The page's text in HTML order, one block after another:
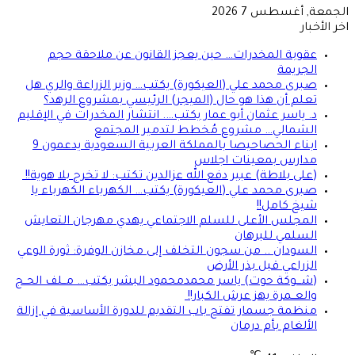
الجمعة, أغسطس 7 2026
اخر الأخبار
عقوبة المخدرات… حين يعجز القانون عن ملاحقة حجم
الجريمة
صبرى محمد علي (العيكورة) يكتب… وزير الزراعة والري هل
تعلم أن هذا هو حال (الميجر) الرئيسي بمشروع الرهد؟
د. ياسر عثمان أبو عمار يكتب…. انتشار المخدرات في الإقليم
الشمالي… مشروع مُخطط لتدمير المجتمع
ابناء الحصاحيصا بالمملكة العربية السعودية يدعمون 9
مدارس بمعينات اجلاس
(على بلاطة) عبير دفع الله عزالدين تكتب: لا تخرج بلا هوية!!
صبرى محمد علي (العيكورة) يكتب… الكهرباء الكهرباء يا
شيخ كامل!!
المجلس الأعلى للسلم الاجتماعي يهدي مهرجان التعايش
السلمي للبرهان
السودان .. من سجون التخلف إلى مخازن الوفرة: ثورة الوعي
الزراعي قبل بذر الأرض
(شـــوكة حوت) ياسر محمدمحمود البشر يكتب… مــلف الحــج
والعــمرة يهز عرش الكبار!!
منظمة جسمار تفتح باب التقديم للدورة الأساسية في إزالة
الألغام بأم درمان